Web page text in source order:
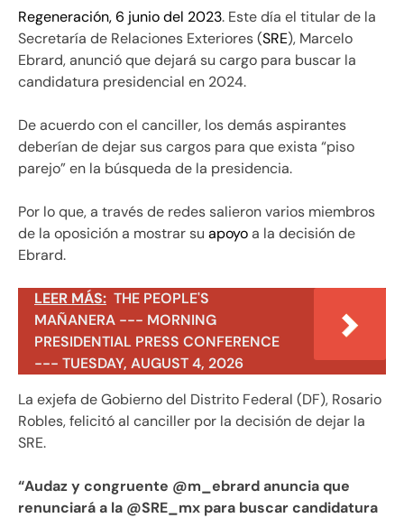
Regeneración, 6 junio del 2023. Este día el titular de la
Secretaría de Relaciones Exteriores (SRE), Marcelo
Ebrard, anunció que dejará su cargo para buscar la
candidatura presidencial en 2024.
De acuerdo con el canciller, los demás aspirantes
deberían de dejar sus cargos para que exista “piso
parejo” en la búsqueda de la presidencia.
Por lo que, a través de redes salieron varios miembros
de la oposición a mostrar su apoyoa la decisión de
Ebrard.
LEER MÁS: THE PEOPLE'S
MAÑANERA --- MORNING
PRESIDENTIAL PRESS CONFERENCE
--- TUESDAY, AUGUST 4, 2026
La exjefa de Gobierno del Distrito Federal (DF), Rosario
Robles, felicitó al canciller por la decisión de dejar la
SRE.
“Audaz y congruente @m_ebrard anuncia que
renunciará a la @SRE_mx para buscar candidatura